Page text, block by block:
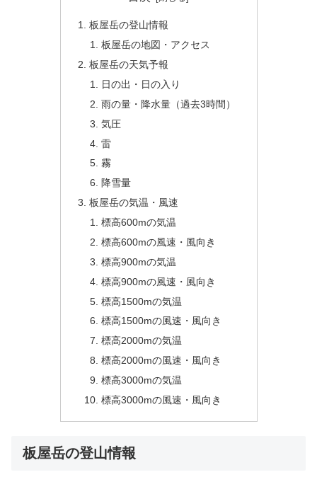
板屋岳の登山情報
板屋岳の地図・アクセス
板屋岳の天気予報
日の出・日の入り
雨の量・降水量（過去3時間）
気圧
雷
霧
降雪量
板屋岳の気温・風速
標高600mの気温
標高600mの風速・風向き
標高900mの気温
標高900mの風速・風向き
標高1500mの気温
標高1500mの風速・風向き
標高2000mの気温
標高2000mの風速・風向き
標高3000mの気温
標高3000mの風速・風向き
板屋岳の登山情報